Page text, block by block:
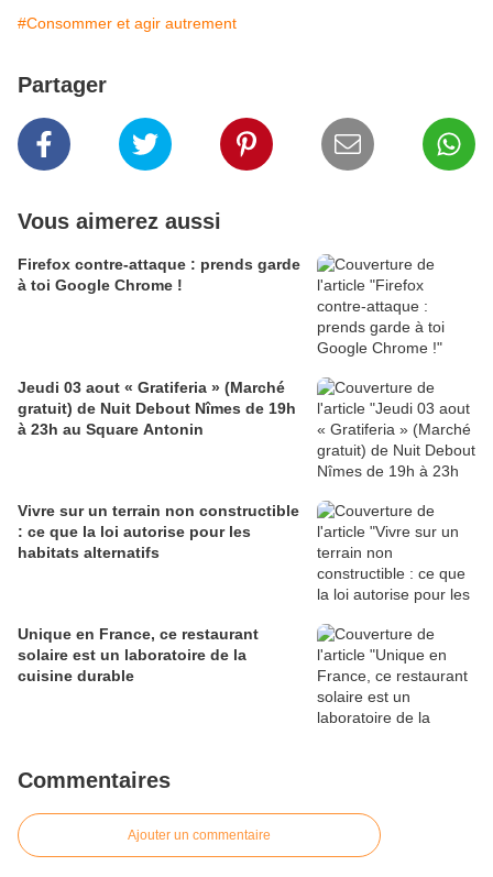
#Consommer et agir autrement
Partager
Vous aimerez aussi
Firefox contre-attaque : prends garde
à toi Google Chrome !
Jeudi 03 aout « Gratiferia » (Marché
gratuit) de Nuit Debout Nîmes de 19h
à 23h au Square Antonin
Vivre sur un terrain non constructible
: ce que la loi autorise pour les
habitats alternatifs
Unique en France, ce restaurant
solaire est un laboratoire de la
cuisine durable
Commentaires
Ajouter un commentaire